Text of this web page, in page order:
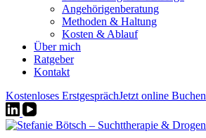
Angehörigenberatung
Methoden & Haltung
Kosten & Ablauf
Über mich
Ratgeber
Kontakt
Kostenloses ErstgesprächJetzt online Buchen